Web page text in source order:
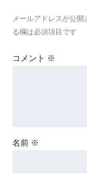
メールアドレスが公開
る欄は必須項目です
コメント ※
名前 ※